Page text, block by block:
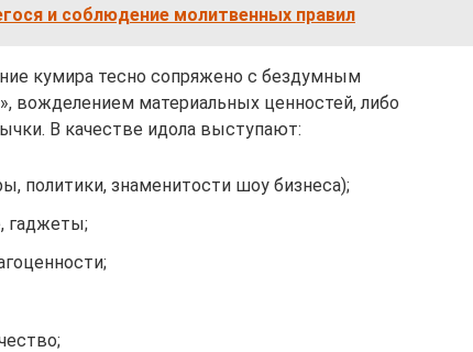
и соблюдение молитвенных правил
кумира тесно сопряжено с бездумным
вожделением материальных ценностей, либо
В качестве идола выступают:
политики, знаменитости шоу бизнеса);
гаджеты;